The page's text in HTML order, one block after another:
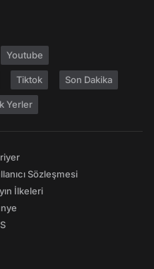
Youtube
Tiktok Son Dakika
Yerler
Sözleşmesi
İlkeleri